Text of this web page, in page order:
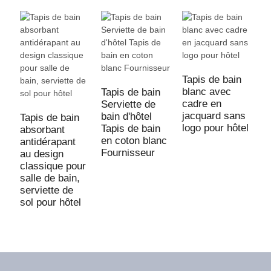
Tapis de bain
absorbant
antidérapant
au design
classique pour
salle de bain,
serviette de
sol pour hôtel
Tapis de bain
Serviette de
bain d'hôtel
Tapis de bain
en coton blanc
Fournisseur
Tapis de bain
blanc avec
cadre en
jacquard sans
logo pour hôtel